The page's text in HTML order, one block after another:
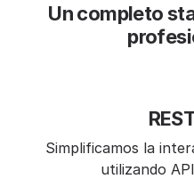
Un completo
Simplificamos la
utilizando